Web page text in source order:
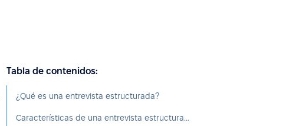
Tabla de contenidos:
¿Qué es una entrevista estructurada?
Características de una entrevista estructurada